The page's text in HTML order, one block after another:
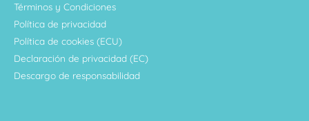
Términos y Condiciones
Política de privacidad
Política de cookies (ECU)
Declaración de privacidad (EC)
Descargo de responsabilidad